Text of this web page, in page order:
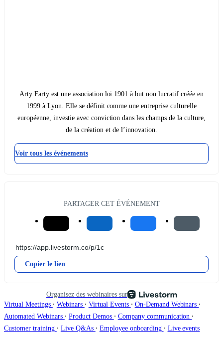
Arty Farty est une association loi 1901 à but non lucratif créée en
1999 à Lyon. Elle se définit comme une entreprise culturelle
européenne, investie avec conviction dans les champs de la culture,
de la création et de l’innovation.
Voir tous les événements
PARTAGER CET ÉVÉNEMENT
Copier le lien
Organisez des webinaires sur
Virtual Meetings ∙ Webinars ∙ Virtual Events ∙ On-Demand Webinars ∙
Automated Webinars ∙ Product Demos ∙ Company communication ∙
Customer training ∙ Live Q&As ∙ Employee onboarding ∙ Live events